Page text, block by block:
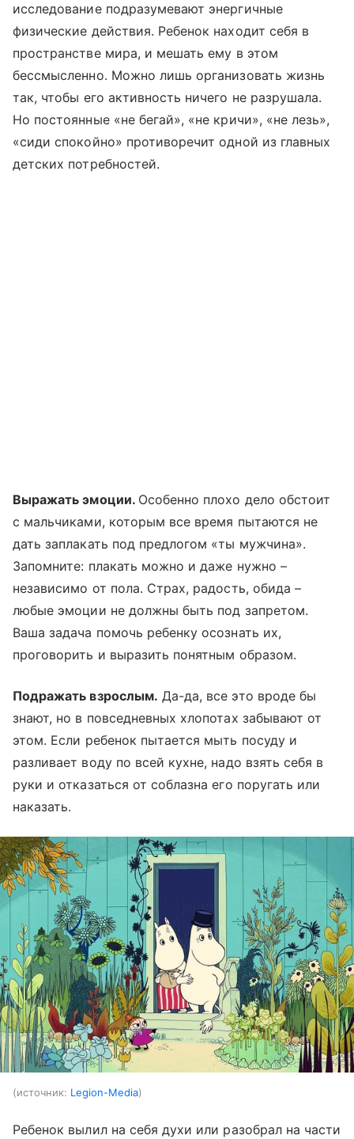
исследование подразумевают энергичные
физические действия. Ребенок находит себя в
пространстве мира, и мешать ему в этом
бессмысленно. Можно лишь организовать жизнь
так, чтобы его активность ничего не разрушала.
Но постоянные «не бегай», «не кричи», «не лезь»,
«сиди спокойно» противоречит одной из главных
детских потребностей.
Выражать эмоции. Особенно плохо дело обстоит
с мальчиками, которым все время пытаются не
дать заплакать под предлогом «ты мужчина».
Запомните: плакать можно и даже нужно –
независимо от пола. Страх, радость, обида –
любые эмоции не должны быть под запретом.
Ваша задача помочь ребенку осознать их,
проговорить и выразить понятным образом.
Подражать взрослым. Да-да, все это вроде бы
знают, но в повседневных хлопотах забывают от
этом. Если ребенок пытается мыть посуду и
разливает воду по всей кухне, надо взять себя в
руки и отказаться от соблазна его поругать или
наказать.
источник: Legion-Media
Ребенок вылил на себя духи или разобрал на части